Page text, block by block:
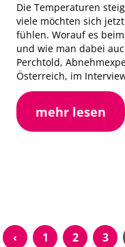
Die Temperaturen
viele möchten sich
fühlen. Worauf es
und wie man dabei
Perchtold,
Österreich, im
mehr lesen
‹ 1 2 3